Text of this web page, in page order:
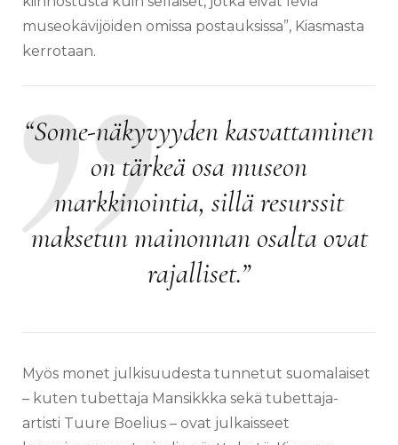
museokävijöiden omissa postauksissa”, Kiasmasta
kerrotaan.
“Some-näkyvyyden kasvattaminen
on tärkeä osa museon
markkinointia, sillä resurssit
maksetun mainonnan osalta ovat
rajalliset.”
Myös monet julkisuudesta tunnetut suomalaiset
– kuten tubettaja Mansikkka sekä tubettaja-
artisti Tuure Boelius – ovat julkaisseet